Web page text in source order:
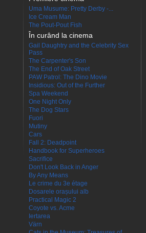
Uma Musume: Pretty Derby -...
Ice Cream Man
The Pout-Pout Fish
În curând la cinema
Gail Daughtry and the Celebrity Sex
Pass
The Carpenter's Son
The End of Oak Street
PAW Patrol: The Dino Movie
Insidious: Out of the Further
Spa Weekend
One Night Only
The Dog Stars
Fuori
Mutiny
Cars
Fall 2: Deadpoint
Handbook for Superheroes
Sacrifice
Don't Look Back in Anger
By Any Means
Le crime du 3e étage
Dosarele orașului alb
Practical Magic 2
Coyote vs. Acme
Iertarea
Värn